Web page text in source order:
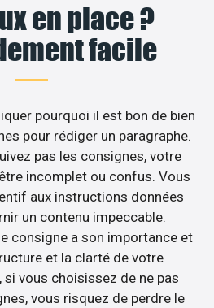
en place ?
facile
pourquoi il est bon de bien
pour rédiger un paragraphe.
pas les consignes, votre
incomplet ou confus. Vous
aux instructions données
un contenu impeccable.
consigne a son importance et
et la clarté de votre
si vous choisissez de ne pas
vous risquez de perdre le